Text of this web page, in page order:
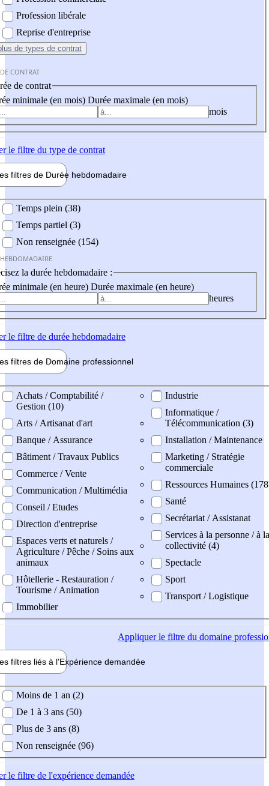
Profession libérale
Reprise d'entreprise
de types de contrat
CONTRAT
de contrat
minimale (en mois) Durée maximale (en mois)
mois
le filtre du type de contrat
filtres de Durée hebdomadaire
Temps plein (38)
Temps partiel (3)
Non renseignée (154)
la durée hebdomadaire :
minimale (en heure) Durée maximale (en heure)
heures
le filtre de durée hebdomadaire
filtres de Domaine professionnel
professionel
Achats / Comptabilité /
Gestion (10)
Arts / Artisanat d'art
Banque / Assurance
Bâtiment / Travaux Publics
Commerce / Vente
Communication / Multimédia
Conseil / Etudes
Direction d'entreprise
Espaces verts et naturels /
Agriculture / Pêche / Soins aux
animaux
Hôtellerie - Restauration /
Tourisme / Animation
Immobilier
Industrie
Informatique /
Télécommunication (3)
Installation / Maintenance
Marketing / Stratégie
commerciale
Ressources Humaines
Santé
Secrétariat / Assistanat
Services à la personne / à la
collectivité (4)
Spectacle
Sport
Transport / Logistique
Appliquerle filtre du domaine
filtres liés à l'Expérience demandée
demandée
Moins de 1 an (2)
De 1 à 3 ans (50)
Plus de 3 ans (8)
Non renseignée (96)
le filtre de l'expérience demandée